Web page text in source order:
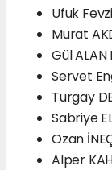
Ufuk
Murat
Gül ALAN
Servet
Turgay
Sabriye
Ozan
Alper